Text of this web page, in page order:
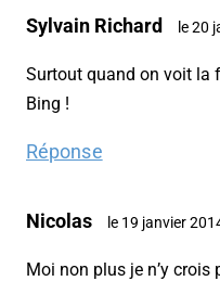
Sylvain Richard le 20
Surtout quand on voit la
Bing !
Réponse
Nicolas le 19 janvier
Moi non plus je n’y